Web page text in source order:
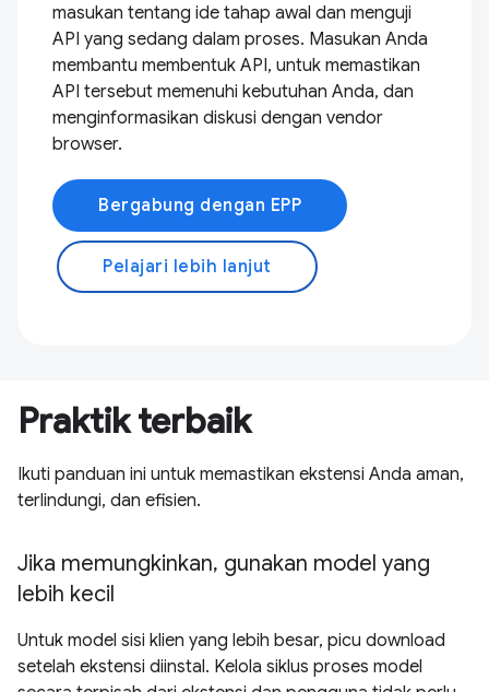
masukan tentang ide tahap awal dan menguji
API yang sedang dalam proses. Masukan Anda
membantu membentuk API, untuk memastikan
API tersebut memenuhi kebutuhan Anda, dan
menginformasikan diskusi dengan vendor
browser.
Bergabung dengan EPP
Pelajari lebih lanjut
Praktik terbaik
Ikuti panduan ini untuk memastikan ekstensi Anda aman,
terlindungi, dan efisien.
Jika memungkinkan, gunakan model yang
lebih kecil
Untuk model sisi klien yang lebih besar, picu download
setelah ekstensi diinstal. Kelola siklus proses model